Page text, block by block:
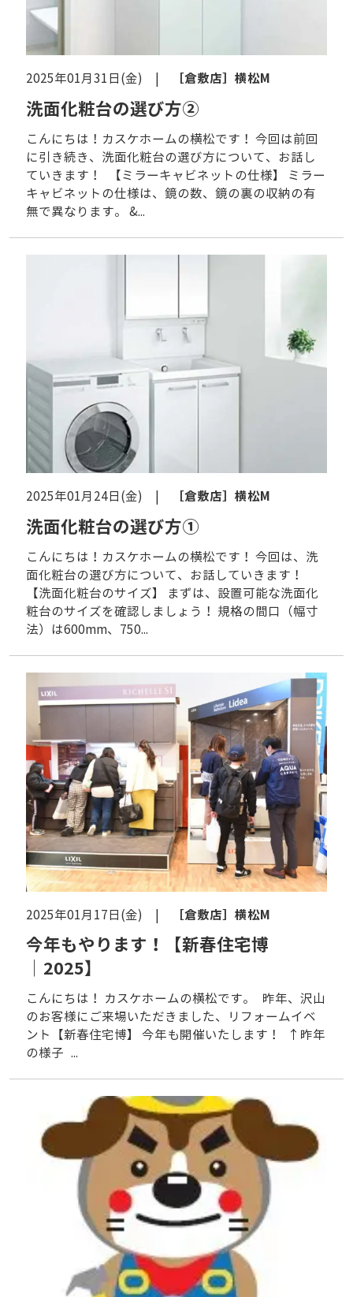
2025年01月31日(金) | ［倉敷店］ 横松M
洗面化粧台の選び方②
こんにちは！カスケホームの横松です！ 今回は前回
に引き続き、洗面化粧台の選び方について、お話し
ていきます！ 【ミラーキャビネットの仕様】 ミラー
キャビネットの仕様は、鏡の数、鏡の裏の収納の有
無で異なります。 &...
2025年01月24日(金) | ［倉敷店］ 横松M
洗面化粧台の選び方①
こんにちは！カスケホームの横松です！ 今回は、洗
面化粧台の選び方について、お話していきます！
【洗面化粧台のサイズ】 まずは、設置可能な洗面化
粧台のサイズを確認しましょう！ 規格の間口（幅寸
法）は600mm、750...
2025年01月17日(金) | ［倉敷店］ 横松M
今年もやります！【新春住宅博
│2025】
こんにちは！ カスケホームの横松です。 昨年、沢山
のお客様にご来場いただきました、リフォームイベ
ント【新春住宅博】 今年も開催いたします！ ↑昨年
の様子 ...